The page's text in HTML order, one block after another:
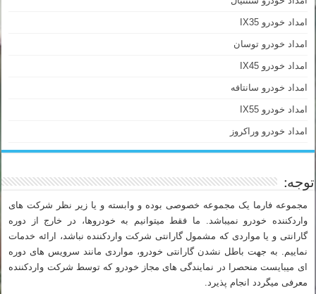
امداد خودرو IX35
امداد خودرو توسان
امداد خودرو IX45
امداد خودرو سانتافه
امداد خودرو IX55
امداد خودرو وراکروز
توجه:
مجموعه فارما یک مجموعه خصوصی بوده و وابسته و یا زیر نظر شرکت های
واردکننده خودرو نمیباشد. ما فقط میتوانیم به خودروها، در خارج از دوره
گارانتی و یا مواردی که مشمول گارانتی شرکت واردکننده نباشد، ارائه خدمات
نماییم. به جهت باطل نشدن گارانتی خودرو، مواردی مانند سرویس های دوره
ای میبایست منحصرا در نمایندگی های مجاز خودرو که توسط شرکت واردکننده
معرفی میگردد انجام پذیرد.